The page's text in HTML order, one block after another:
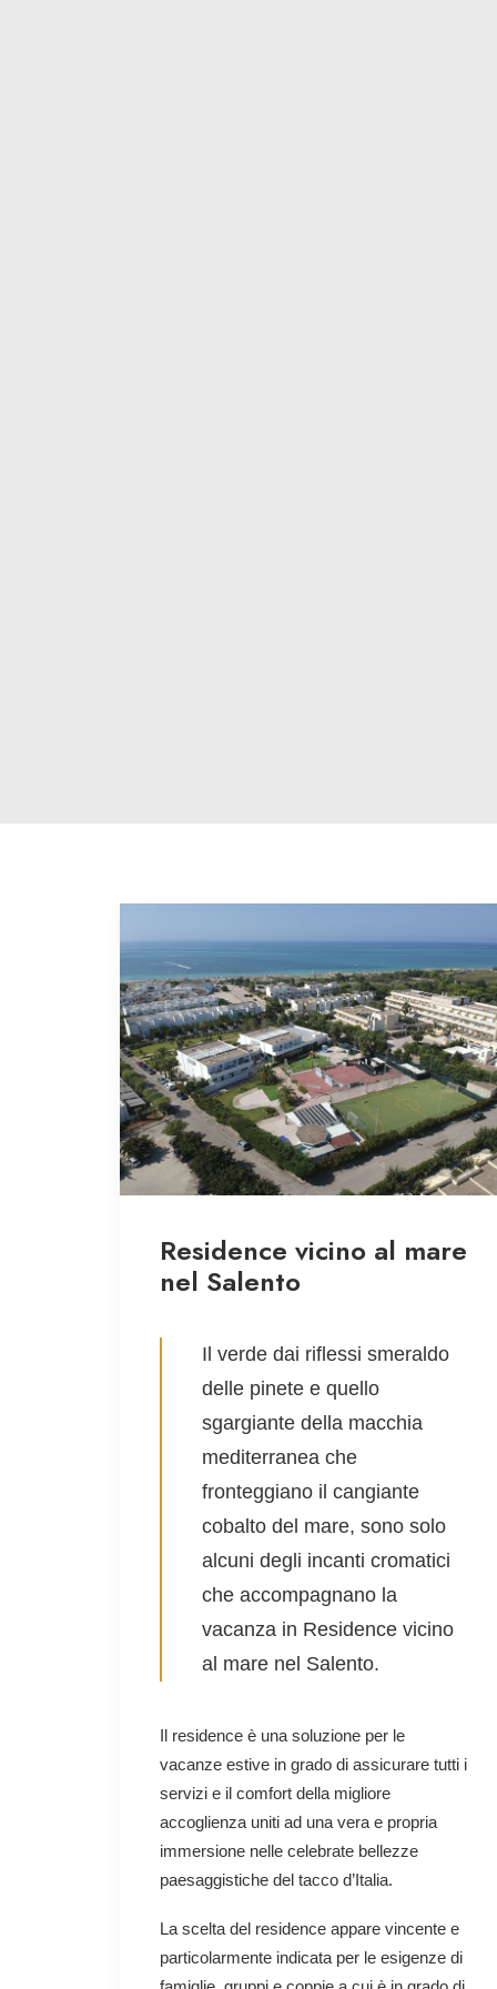
Residence vicino al mare
nel Salento
Il verde dai riflessi smeraldo
delle pinete e quello
sgargiante della macchia
mediterranea che
fronteggiano il cangiante
cobalto del mare, sono solo
alcuni degli incanti cromatici
che accompagnano la
vacanza in Residence vicino
al mare nel Salento.
Il residence è una soluzione per le
vacanze estive in grado di assicurare tutti i
servizi e il comfort della migliore
accoglienza uniti ad una vera e propria
immersione nelle celebrate bellezze
paesaggistiche del tacco d’Italia.
La scelta del residence appare vincente e
particolarmente indicata per le esigenze di